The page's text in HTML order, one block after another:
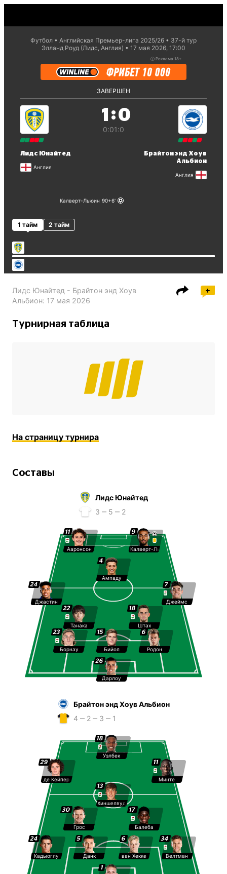
Футбол Английская Премьер-лига 2025/26
37-й тур
Элланд Роуд (Лидс, Англия)
17 мая 2026, 17:00
ⓘ Реклама 18+.
ЗАВЕРШЕН
Лидс Юнайтед
Англия
1 :0
0:01:0
Брайтон энд Хоув
Альбион
Англия
Калверт-Льюин 90+6
1 тайм 2 тайм
Лидс Юнайтед - Брайтон энд Хоув
Альбион: 17 мая 2026
Турнирная таблица
На страницу турнира
Составы
Лидс Юнайтед
3 ‒ 5 ‒ 2
22
Танака
4
Ампаду
24
Джастин
7
Джеймс
26
Дарлоу
9
Калверт-Льюин
15
Бийол
11
Ааронсон
18
Штах
6
Родон
23
Борнау
Брайтон энд Хоув Альбион
4 ‒ 2 ‒ 3 ‒ 1
18
Уэлбек
30
Грос
29
де Кейпер
24
Кадыоглу
6
ван Хекке
1
34
Велтман
5
Данк
17
Балеба
11
Минте
13
Хиншелвуд